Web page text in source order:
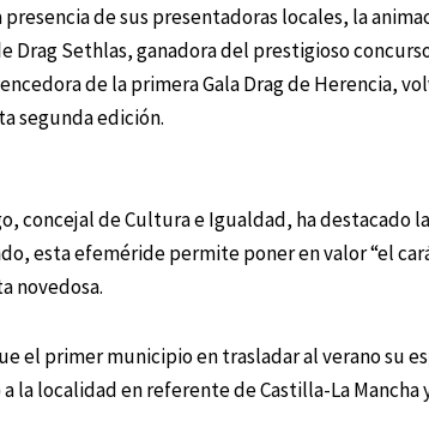
de sus presentadoras locales, la
Sethlas, ganadora del prestigioso concurso
de la primera Gala Drag de Herencia,
segunda edición.
concejal de Cultura e Igualdad, ha destacado
esta efeméride permite poner en valor “el
novedosa.
el primer municipio en trasladar al verano su
localidad en referente de Castilla-La Mancha